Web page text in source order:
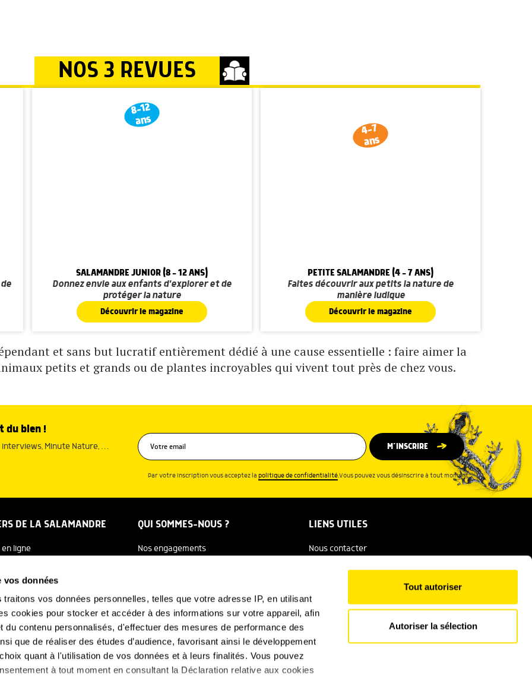
vos données
traitons vos données personnelles, telles que votre adresse IP, en utilisant
cookies pour stocker et accéder à des informations sur votre appareil, afin
du contenu personnalisés, d'effectuer des mesures de performance des
que de réaliser des études d’audience, favorisant ainsi le développement
quant à l'utilisation de vos données et à leurs finalités. Vous pouvez
à tout moment en consultant la Déclaration relative aux cookies
Tout autoriser
Autoriser la sélection
NOS 3 REVUES
8-12
ans
SALAMANDRE JUNIOR (8 - 12 ANS)
Donnez envie aux enfants d'explorer et de
protéger la nature
Découvrir le magazine
4-7
ans
PETITE SALAMANDRE (4 - 7 ANS)
Faites découvrir aux petits la nature de
manière ludique
Découvrir le magazine
et sans but lucratif entièrement dédié à une cause essentielle : faire aimer la
petits et grands ou de plantes incroyables qui vivent tout près de chez vous.
du bien !
Minute Nature, … M’INSCRIRE
Par votre inscription vous acceptez lapolitique de confidentialité.Vous pouvez vous désinscrire à tout moment.
DE LA SALAMANDRE
ligne
Nature
QUI SOMMES-NOUS ?
Nos engagements
L'équipe
Nous soutenir
FAQ
LIENS UTILES
Nous contacter
Espace presse
Conditions générales d'utilisation
Politique de confidentialité